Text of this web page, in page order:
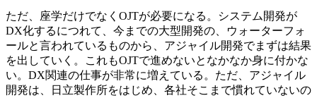
ただ、座学だけでなくOJTが必要になる。システム開発が
DX化するにつれて、今までの大型開発の、ウォーターフォ
ールと言われているものから、アジャイル開発でまずは結果
を出していく。これもOJTで進めないとなかなか身に付かな
い。DX関連の仕事が非常に増えている。ただ、アジャイル
開発は、日立製作所をはじめ、各社そこまで慣れていないの